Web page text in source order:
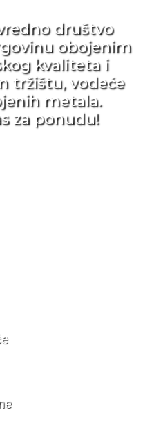
društvo
obojenim
kvaliteta i
tržištu, vodeće
metala.
za ponudu!